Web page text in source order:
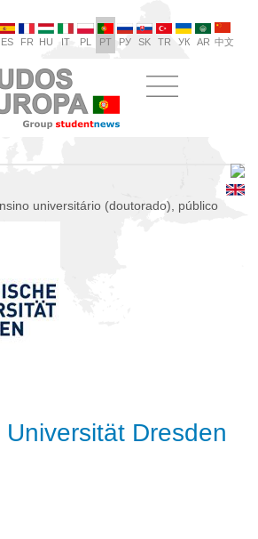
ES FR HU IT PL PT РУ SK TR УК AR 中文
universitário (doutorado), público
Dresden